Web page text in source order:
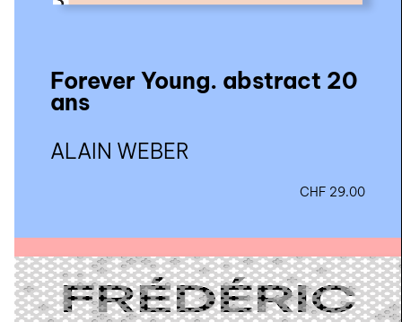
Forever Young. abstract 20
ans
ALAIN WEBER
CHF 29.00